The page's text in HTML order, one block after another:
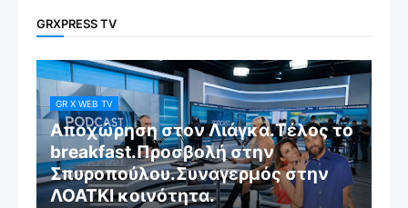
GRXPRESS TV
GR X WEB TV
Αποχώρηση στον Λιάγκα.Τέλος το
breakfast.Προσβολή στην
Σπυροπούλου.Συναγερμός στην
ΛΟΑΤΚΙ κοινότητα.